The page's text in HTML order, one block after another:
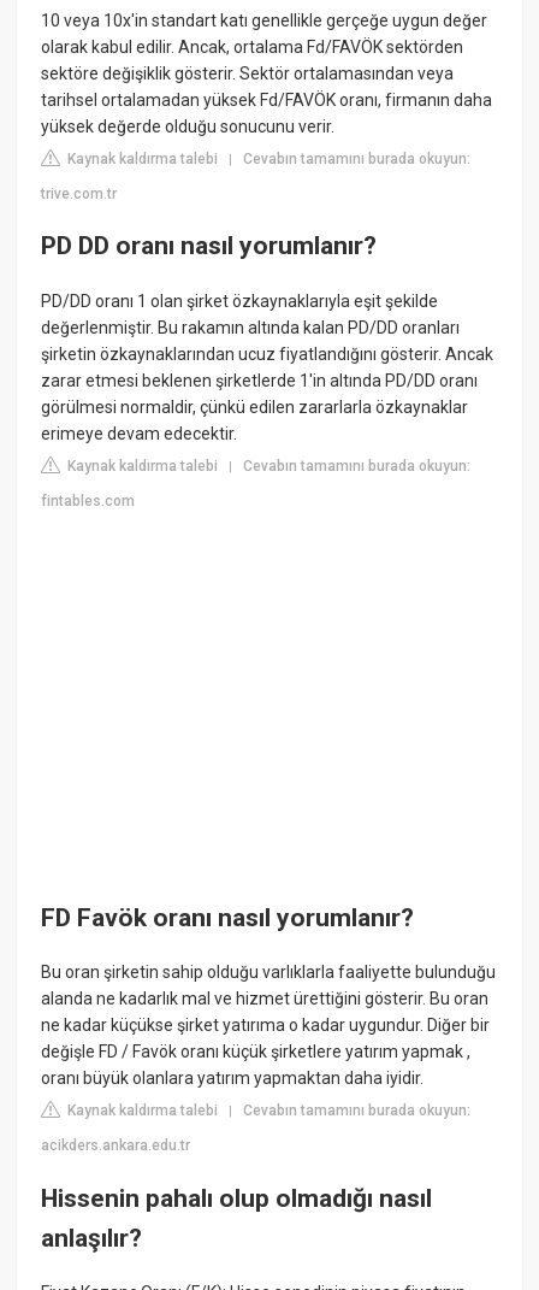
10 veya 10x'in standart katı genellikle gerçeğe uygun değer
olarak kabul edilir. Ancak, ortalama Fd/FAVÖK sektörden
sektöre değişiklik gösterir. Sektör ortalamasından veya
tarihsel ortalamadan yüksek Fd/FAVÖK oranı, firmanın daha
yüksek değerde olduğu sonucunu verir.
Kaynak kaldırma talebi |Cevabın tamamını burada okuyun:
trive.com.tr
PD DD oranı nasıl yorumlanır?
PD/DD oranı 1 olan şirket özkaynaklarıyla eşit şekilde
değerlenmiştir. Bu rakamın altında kalan PD/DD oranları
şirketin özkaynaklarından ucuz fiyatlandığını gösterir. Ancak
zarar etmesi beklenen şirketlerde 1'in altında PD/DD oranı
görülmesi normaldir, çünkü edilen zararlarla özkaynaklar
erimeye devam edecektir.
Kaynak kaldırma talebi |Cevabın tamamını burada okuyun:
fintables.com
FD Favök oranı nasıl yorumlanır?
Bu oran şirketin sahip olduğu varlıklarla faaliyette bulunduğu
alanda ne kadarlık mal ve hizmet ürettiğini gösterir. Bu oran
ne kadar küçükse şirket yatırıma o kadar uygundur. Diğer bir
değişle FD / Favök oranı küçük şirketlere yatırım yapmak ,
oranı büyük olanlara yatırım yapmaktan daha iyidir.
Kaynak kaldırma talebi |Cevabın tamamını burada okuyun:
acikders.ankara.edu.tr
Hissenin pahalı olup olmadığı nasıl
anlaşılır?